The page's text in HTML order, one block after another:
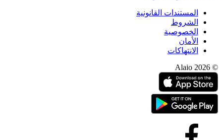
المستندات القانونية
الشروط
الخصوصية
الأمان
الانتهاكات
© 2026 Alaio